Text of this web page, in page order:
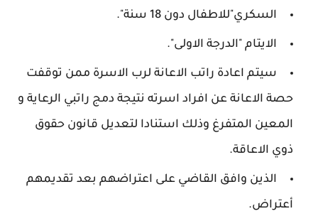
السكري"للاطفال دون 18 سنة".
الايتام "الدرجة الاولى".
سيتم اعادة راتب الاعانة لرب الاسرة ممن توقفت
حصة الاعانة عن افراد اسرته نتيجة دمج راتبي الرعاية و
المعين المتفرغ وذلك استنادا لتعديل قانون حقوق
ذوي الاعاقة.
الذين وافق القاضي على اعتراضهم بعد تقديمهم
أعتراض.